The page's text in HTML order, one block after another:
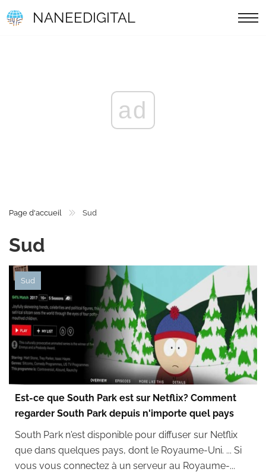
NANEEDIGITAL
ad
Page d'accueil Sud
Sud
Sud
Est-ce que South Park est sur Netflix? Comment
regarder South Park depuis n'importe quel pays
South Park n'est disponible pour diffuser sur Netflix
que dans quelques pays, dont le Royaume-Uni. ... Si
vous vous connectez à un serveur au Royaume-...